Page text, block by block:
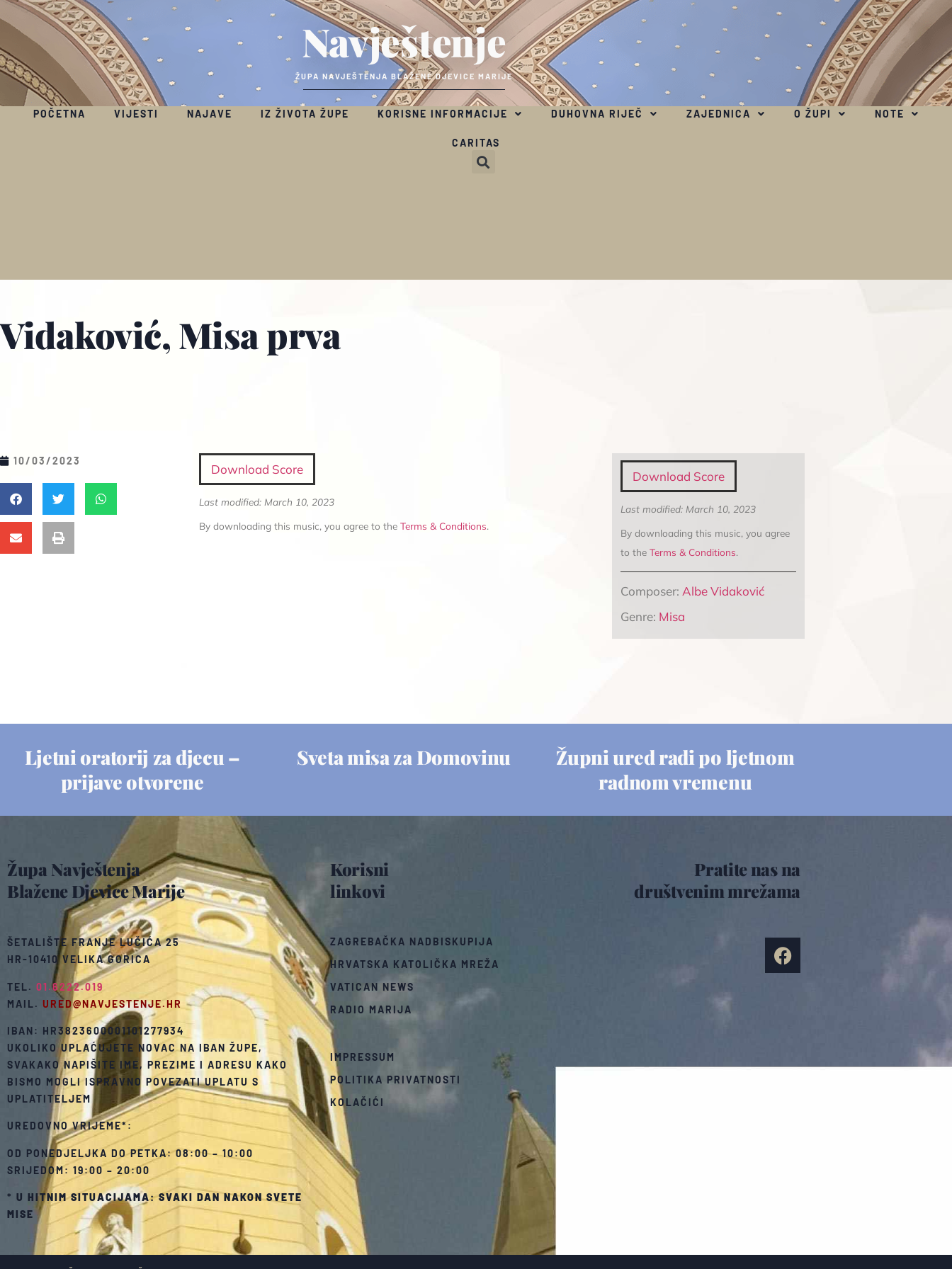
Navještenje
ŽUPA NAVJEŠTENJA BLAŽENE DJEVICE MARIJE
POČETNA VIJESTI NAJAVE IZ ŽIVOTA ŽUPE KORISNE INFORMACIJE DUHOVNA RIJEČ ZAJEDNICA O ŽUPI NOTE
CARITAS
Vidaković, Misa prva
10/03/2023
Download Score
Last modified: March 10, 2023
By downloading this music, you agree
to theTerms & Conditions.
Composer: Albe Vidaković
Genre: Misa
Download Score
Last modified: March 10, 2023
By downloading this music, you agree to theTerms & Conditions.
Ljetni oratorij za djecu –
prijave otvorene
Sveta misa za Domovinu
Župni ured radi po ljetnom
radnom vremenu
Župa Navještenja
Blažene Djevice Marije
ŠETALIŠTE FRANJE LUČIĆA 25
HR-10410 VELIKA GORICA
TEL. 01.6222.019
MAIL. URED@NAVJESTENJE.HR
IBAN: HR3823600001101277934
UKOLIKO UPLAĆUJETE NOVAC NA IBAN ŽUPE,
SVAKAKO NAPIŠITE IME, PREZIME I ADRESU KAKO
BISMO MOGLI ISPRAVNO POVEZATI UPLATU S
UPLATITELJEM
UREDOVNO VRIJEME*:
OD PONEDJELJKA DO PETKA: 08:00 – 10:00
SRIJEDOM: 19:00 – 20:00
* U HITNIM SITUACIJAMA: SVAKI DAN NAKON SVETE
MISE
Korisni
linkovi
ZAGREBAČKA NADBISKUPIJA
HRVATSKA KATOLIČKA MREŽA
VATICAN NEWS
RADIO MARIJA
IMPRESSUM
POLITIKA PRIVATNOSTI
KOLAČIĆI
Pratite nas na
društvenim mrežama